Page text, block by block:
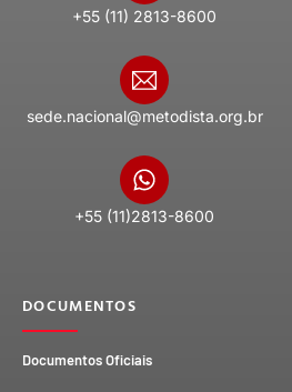
+55 (11) 2813-8600
sede.nacional@metodista.org.br
+55 (11)2813-8600
DOCUMENTOS
Documentos Oficiais